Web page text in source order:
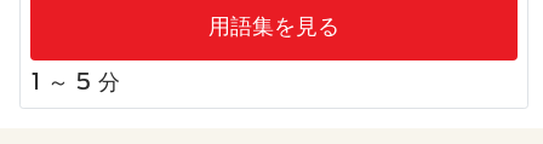
用語集を見る
1 ～ 5 分